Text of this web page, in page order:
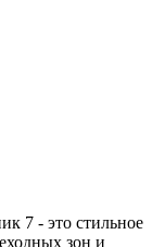
7 - это стильное
зон и